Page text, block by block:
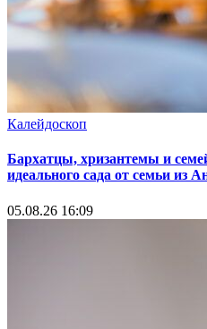
Калейдоскоп
Бархатцы, хризантемы и
идеального сада от семьи из
05.08.26 16:09